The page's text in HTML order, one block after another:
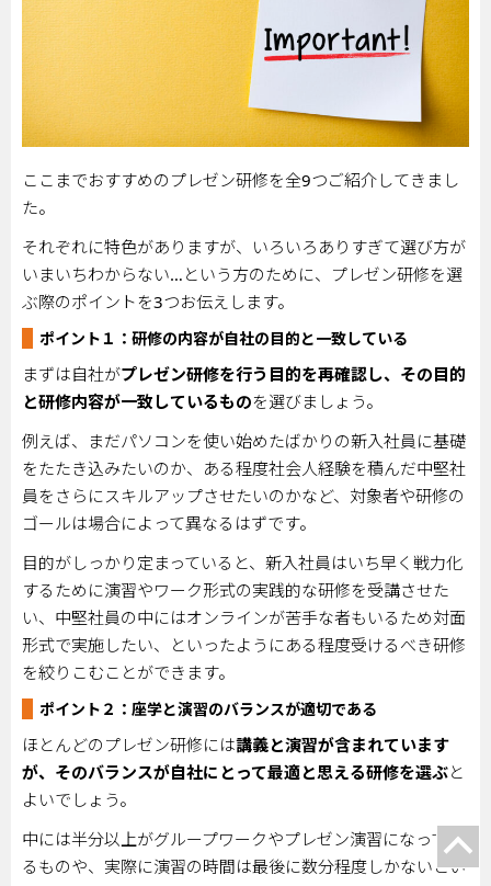
ここまでおすすめのプレゼン研修を全9つご紹介してきまし
た。
それぞれに特色がありますが、いろいろありすぎて選び方が
いまいちわからない…という方のために、プレゼン研修を選
ぶ際のポイントを3つお伝えします。
ポイント１：研修の内容が自社の目的と一致している
まずは自社がプレゼン研修を行う目的を再確認し、その目的
と研修内容が一致しているものを選びましょう。
例えば、まだパソコンを使い始めたばかりの新入社員に基礎
をたたき込みたいのか、ある程度社会人経験を積んだ中堅社
員をさらにスキルアップさせたいのかなど、対象者や研修の
ゴールは場合によって異なるはずです。
目的がしっかり定まっていると、新入社員はいち早く戦力化
するために演習やワーク形式の実践的な研修を受講させた
い、中堅社員の中にはオンラインが苦手な者もいるため対面
形式で実施したい、といったようにある程度受けるべき研修
を絞りこむことができます。
ポイント２：座学と演習のバランスが適切である
ほとんどのプレゼン研修には講義と演習が含まれています
が、そのバランスが自社にとって最適と思える研修を選ぶと
よいでしょう。
中には半分以上がグループワークやプレゼン演習になってい
るものや、実際に演習の時間は最後に数分程度しかないとい